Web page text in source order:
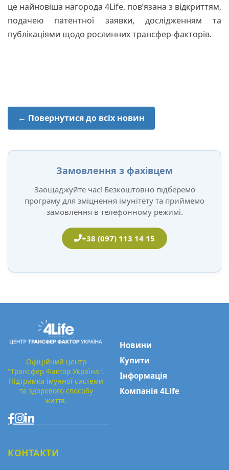
це найновіша нагорода 4Life, пов’язана з відкриттям,
подачею патентної заявки, дослідженням та
публікаціями щодо рослинних трансфер-факторів.
← Повернутися до всіх новин
Замовлення з фахівцем
Заощаджуйте час! Безкоштовно підберемо
програму для зміцнення імунітету та приймемо
замовлення в телефонному режимі.
+38 (097) 113 14 15
Офіційний центр
"Трансфер Фактор Україна".
Підтримка імунної системи
та здорового способу
життя.
Новини
Купити
Інформація
Компанія 4Life
КОНТАКТИ